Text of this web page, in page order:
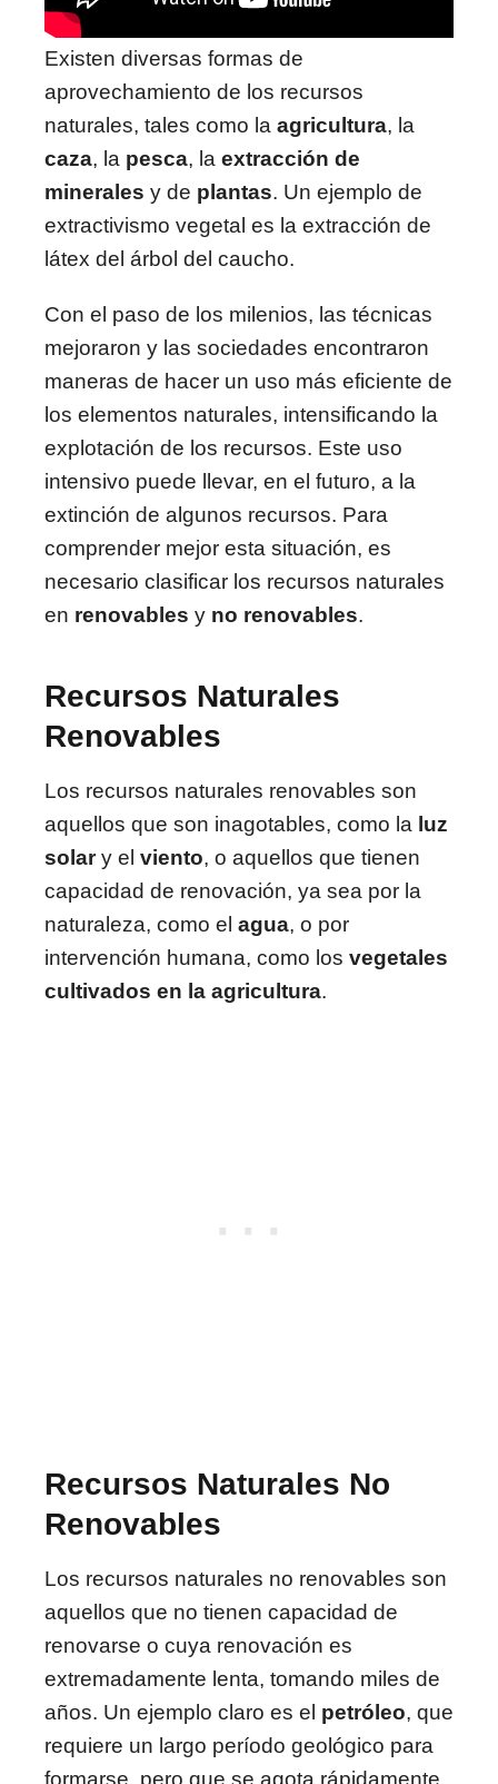
Existen diversas formas de
aprovechamiento de los recursos
naturales, tales como la agricultura, la
caza, la pesca, la extracción de
minerales y de plantas. Un ejemplo de
extractivismo vegetal es la extracción de
látex del árbol del caucho.
Con el paso de los milenios, las técnicas
mejoraron y las sociedades encontraron
maneras de hacer un uso más eficiente de
los elementos naturales, intensificando la
explotación de los recursos. Este uso
intensivo puede llevar, en el futuro, a la
extinción de algunos recursos. Para
comprender mejor esta situación, es
necesario clasificar los recursos naturales
en renovables y no renovables.
Recursos Naturales
Renovables
Los recursos naturales renovables son
aquellos que son inagotables, como la luz
solary el viento, o aquellos que tienen
capacidad de renovación, ya sea por la
naturaleza, como el agua, o por
intervención humana, como los vegetales
cultivados en la agricultura.
Recursos Naturales No
Renovables
Los recursos naturales no renovables son
aquellos que no tienen capacidad de
renovarse o cuya renovación es
extremadamente lenta, tomando miles de
años. Un ejemplo claro es el petróleo, que
requiere un largo período geológico para
formarse, pero que se agota rápidamente